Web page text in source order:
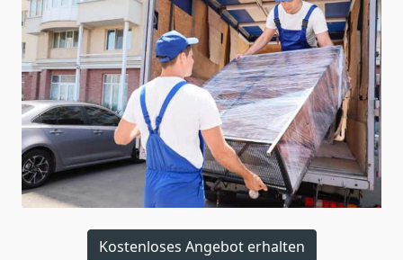
Kostenloses Angebot erhalten